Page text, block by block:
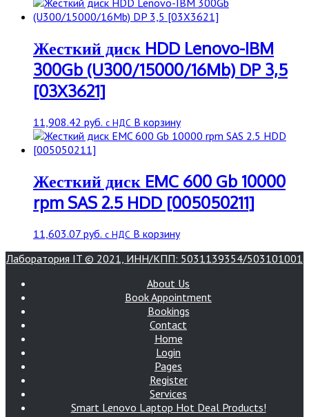
Жесткий диск HDD Lenovo-IBM
300Gb (U300/15000/16Mb) DP 3,5
[03X3621]
11,908.42 руб. с НДС В корзину
Жесткий диск EMC 600 Gb 10000
rpm SAS 2.5 HDD [005050211]
11,603.07 руб. с НДС В корзину
Лаборатория IT © 2021, ИНН/КПП: 5031139354/503101001
About Us
Book Appointment
Bookings
Contact
Home
Login
Pages
Register
Services
Smart Lenovo Laptop Hot Deal Products!